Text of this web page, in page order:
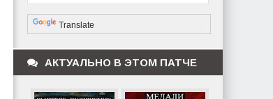
Translate
АКТУАЛЬНО В ЭТОМ ПАТЧЕ